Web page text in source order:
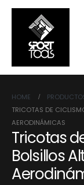
HOME
TRICOTAS DE
AERODINÁMICAS
Tricotas
Bolsillos